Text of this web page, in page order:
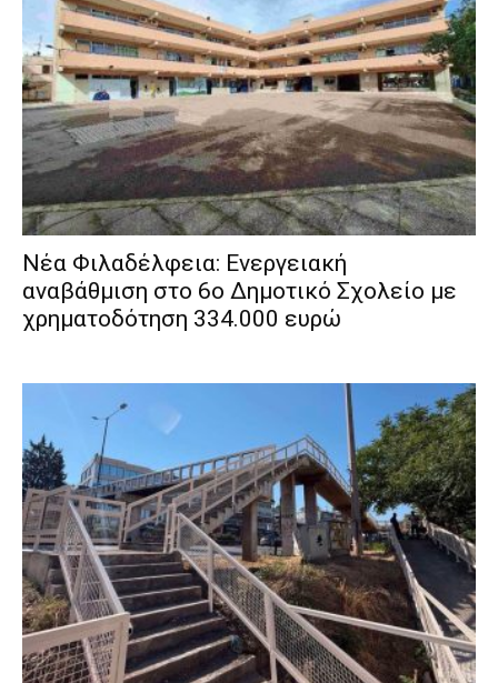
Νέα Φιλαδέλφεια: Ενεργειακή
αναβάθμιση στο 6ο Δημοτικό Σχολείο με
χρηματοδότηση 334.000 ευρώ